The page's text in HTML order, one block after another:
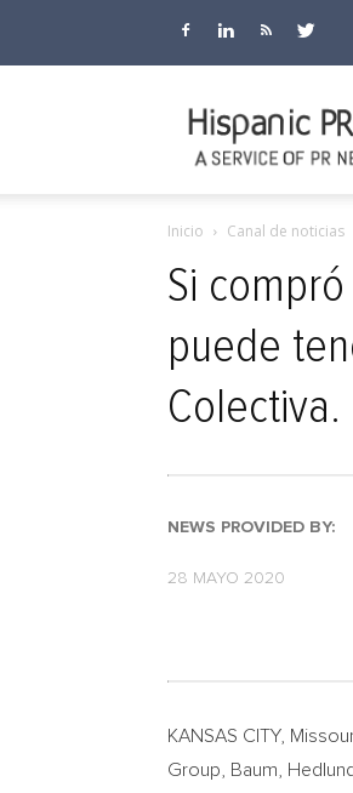
Inicio Canal de noticias
Si
puede
Colectiva.
NEWS PROVIDED BY:
28 MAYO 2020
KANSAS CITY,
Group, Baum,